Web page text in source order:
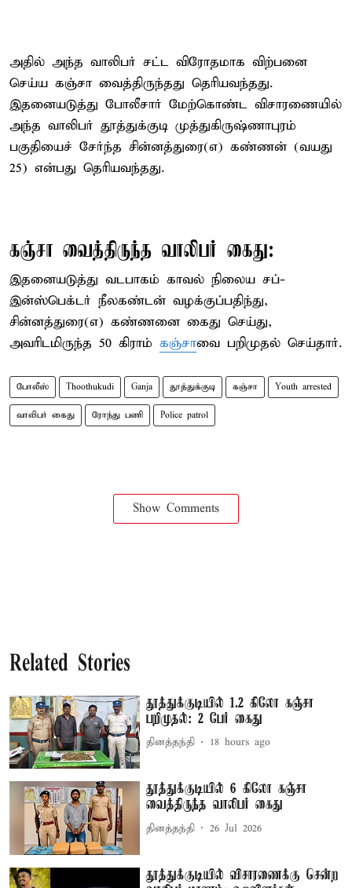
அதில் அந்த வாலிபர் சட்ட விரோதமாக விற்பனை
செய்ய கஞ்சா வைத்திருந்தது தெரியவந்தது.
இதனையடுத்து போலீசார் மேற்கொண்ட விசாரணையில்
அந்த வாலிபர் தூத்துக்குடி முத்துகிருஷ்ணாபுரம்
பகுதியைச் சேர்ந்த சின்னத்துரை(எ) கண்ணன் (வயது
25) என்பது தெரியவந்தது.
கஞ்சா வைத்திருந்த வாலிபர் கைது:
இதனையடுத்து வடபாகம் காவல் நிலைய சப்-
இன்ஸ்பெக்டர் நீலகண்டன் வழக்குப்பதிந்து,
சின்னத்துரை(எ) கண்ணனை கைது செய்து,
அவரிடமிருந்த 50 கிராம் கஞ்சாவை பறிமுதல் செய்தார்.
போலீஸ் Thoothukudi Ganja தூத்துக்குடி கஞ்சா Youth arrested
வாலிபர் கைது ரோந்து பணி Police patrol
Show Comments
Related Stories
தூத்துக்குடியில் 1.2 கிலோ கஞ்சா
பறிமுதல்: 2 பேர் கைது
தினத்தந்தி 18 hours ago
தூத்துக்குடியில் 6 கிலோ கஞ்சா
வைத்திருந்த வாலிபர் கைது
தினத்தந்தி 26 Jul 2026
தூத்துக்குடியில் விசாரணைக்கு சென்ற